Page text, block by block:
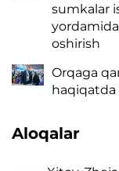
sumkalar
oshirish
Orqaga
haqiqatda
Aloqalar